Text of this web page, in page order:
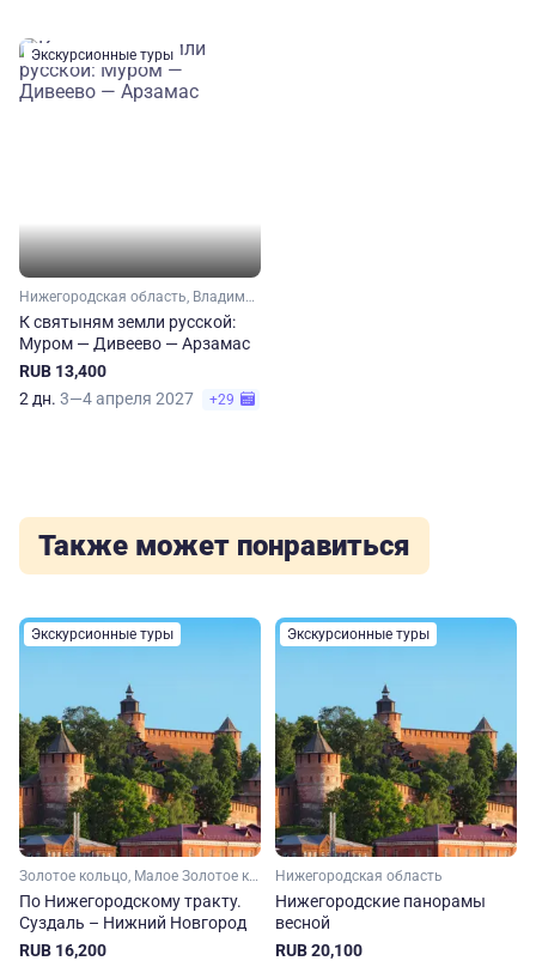
Экскурсионные туры
Нижегородская область, Владимирская область, Малое Золотое кольцо, Золотое кольцо
К святыням земли русской:
Муром — Дивеево — Арзамас
RUB 13,400
2 дн. 3—4 апреля 2027 +29
Также может понравиться
Экскурсионные туры
Золотое кольцо, Малое Золотое кольцо, Владимирская область, Нижегородская область, Ивановская область
По Нижегородскому тракту.
Суздаль – Нижний Новгород
RUB 16,200
Экскурсионные туры
Нижегородская область
Нижегородские панорамы
весной
RUB 20,100